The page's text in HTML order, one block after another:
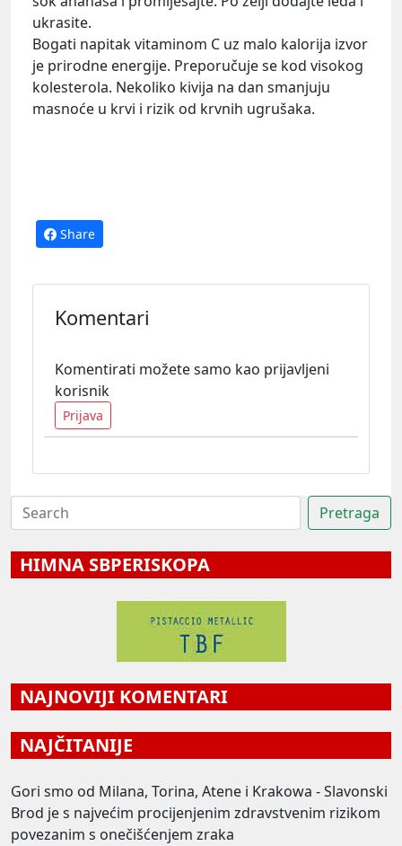
ukrasite.
Bogati napitak vitaminom C uz malo kalorija izvor
je prirodne energije. Preporučuje se kod visokog
kolesterola. Nekoliko kivija na dan smanjuju
masnoće u krvi i rizik od krvnih ugrušaka.
Share
Komentari
Komentirati možete samo kao prijavljeni
korisnik
Prijava
HIMNA SBPERISKOPA
NAJNOVIJI KOMENTARI
NAJČITANIJE
Gori smo od Milana, Torina, Atene i Krakowa - Slavonski
Brod je s najvećim procijenjenim zdravstvenim rizikom
povezanim s onečišćenjem zraka